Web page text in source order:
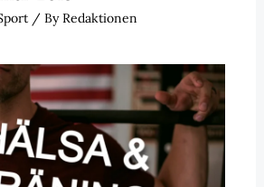
/ ByRedaktionen